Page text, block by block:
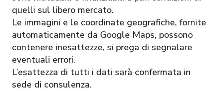
quelli sul libero mercato.
Le immagini e le coordinate geografiche, fornite
automaticamente da Google Maps, possono
contenere inesattezze, si prega di segnalare
eventuali errori.
L’esattezza di tutti i dati sarà confermata in
sede di consulenza.